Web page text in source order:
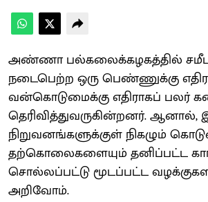
அண்ணா பல்கலைக்கழகத்தில்
நடைபெற்ற ஒரு பெண்ணுக்கு
வன்கொடுமைக்கு எதிராகப் பலர்
தெரிவித்துவருகின்றனர். ஆனால்,
நிறுவனங்களுக்குள் நிகழும்
தற்கொலைகளையும் தனிப்பட்ட
சொல்லப்பட்டு மூடப்பட்ட
அறிவோம்.